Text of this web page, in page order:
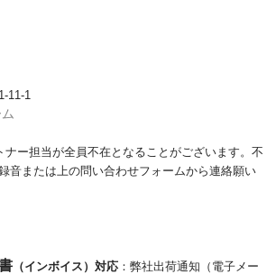
で経費削減
評価
の選び方
を使える会社、使えない会社
11-1
ー担当が全員不在となることがございます。不
音または上の問い合わせフォームから連絡願い
（インボイス）対応 ：弊社出荷通知（電子メー